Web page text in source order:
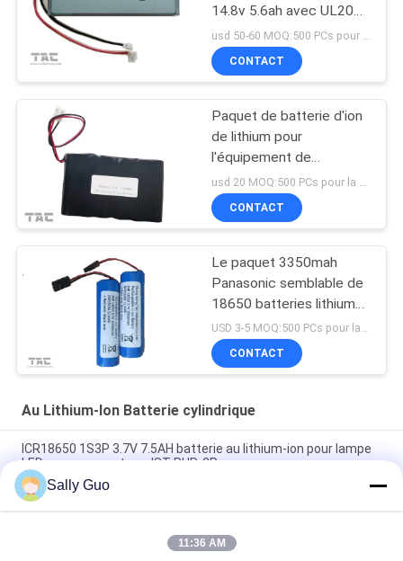
14.8v 5.6ah avec UL2054
pour l'éclairage routier
CONTACT
Paquet de batterie d'ion
de lithium pour
l'équipement de
télécommunication
18650 13.2AH 3.7V
CONTACT
Le paquet 3350mah
Panasonic semblable de
18650 batteries lithium-
ion pour le vélo dirigent
l'éclairage
USD 3-5 MOQ:500 PCs pour la cellule, 50pack pour des paquets de batterie
CONTACT
Au Lithium-Ion Batterie cylindrique
ICR18650 1S3P 3.7V 7.5AH batterie au lithium-ion pour lampe
LED avec connecteur JST PHR-2P
Batterie au lithium 18650 pour le paquet de l'ion 2200mAh de
lithium des téléphones mobiles INM 7.4V
3,7 batterie cylindrique d'ion de lithium de volt 2300mAh
Sally Guo
11:36 AM